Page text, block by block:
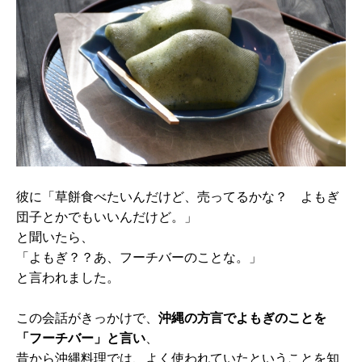
彼に「草餅食べたいんだけど、売ってるかな？ よもぎ
団子とかでもいいんだけど。」
と聞いたら、
「よもぎ？？あ、フーチバーのことな。」
と言われました。
この会話がきっかけで、 沖縄の方言でよもぎのことを
「フーチバー」と言い、
昔から沖縄料理では、よく使われていたということを知